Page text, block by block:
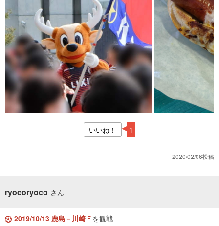
いいね！ 1
2020/02/06投稿
ryocoryoco さん
2019/10/13 鹿島－川崎Ｆ を観戦